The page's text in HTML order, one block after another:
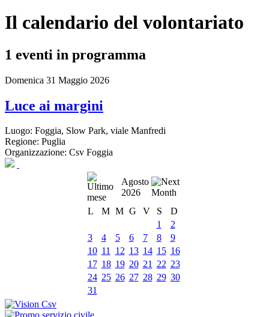
Il calendario del volontariato
1 eventi in programma
Domenica 31 Maggio 2026
Luce ai margini
Luogo: Foggia, Slow Park, viale Manfredi
Regione: Puglia
Organizzazione: Csv Foggia
Agosto
2026
L
M M G V S
D
1
2
3
4 5 6 7 8
9
10 11 12 13 14 15 16
17 18 19 20 21 22 23
24 25 26 27 28 29 30
31